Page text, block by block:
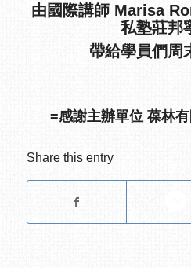
由國際講師 Marisa
私塾莊邦
帶給學員們周
=感謝主辦單位 葆林
Share this entry